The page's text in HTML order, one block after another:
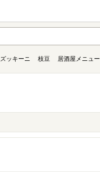
ズッキーニ 枝豆 居酒屋メニュー